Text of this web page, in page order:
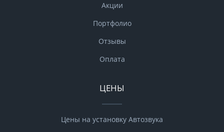
Акции
Портфолио
Отзывы
Оплата
ЦЕНЫ
Цены на установку Автозвука